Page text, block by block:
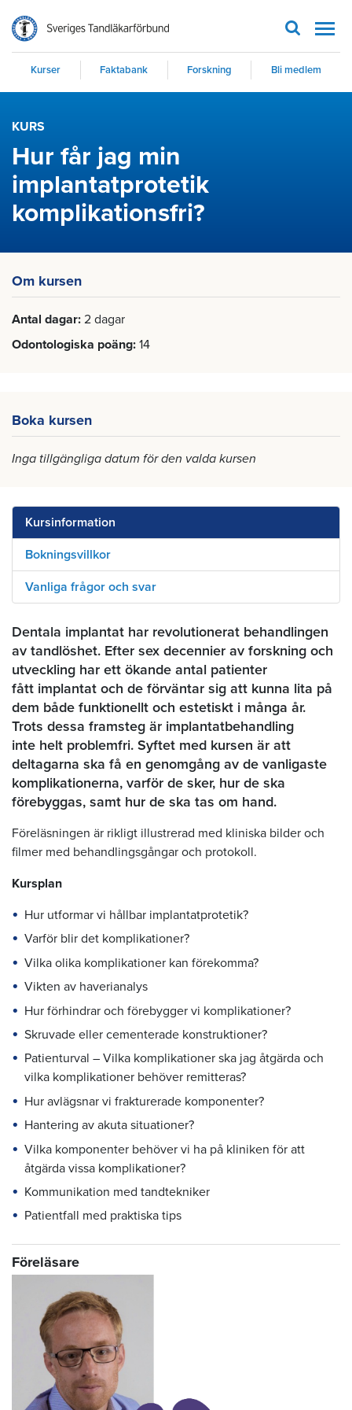
Kurser Faktabank Forskning Bli medlem
KURS
Hur får jag min
implantatprotetik
komplikationsfri?
Om kursen
Antal dagar 2 dagar
Odontologiska poäng 14
Boka kursen
Inga tillgängliga datum för den valda kursen
Kursinformation
Bokningsvillkor
Vanliga frågor och svar
Dentala implantat har revolutionerat behandlingen
av tandlöshet. Efter sex decennier av forskning och
utveckling har ett ökande antal patienter
fått implantat och de förväntar sig att kunna lita på
dem både funktionellt och estetiskt i många år.
Trots dessa framsteg är implantatbehandling
inte helt problemfri. Syftet med kursen är att
deltagarna ska få en genomgång av de vanligaste
komplikationerna, varför de sker, hur de ska
förebyggas, samt hur de ska tas om hand.
Föreläsningen är rikligt illustrerad med kliniska bilder och
filmer med behandlingsgångar och protokoll.
Kursplan
Hur utformar vi hållbar implantatprotetik?
Varför blir det komplikationer?
Vilka olika komplikationer kan förekomma?
Vikten av haverianalys
Hur förhindrar och förebygger vi komplikationer?
Skruvade eller cementerade konstruktioner?
Patienturval – Vilka komplikationer ska jag åtgärda och
vilka komplikationer behöver remitteras?
Hur avlägsnar vi frakturerade komponenter?
Hantering av akuta situationer?
Vilka komponenter behöver vi ha på kliniken för att
åtgärda vissa komplikationer?
Kommunikation med tandtekniker
Patientfall med praktiska tips
Föreläsare